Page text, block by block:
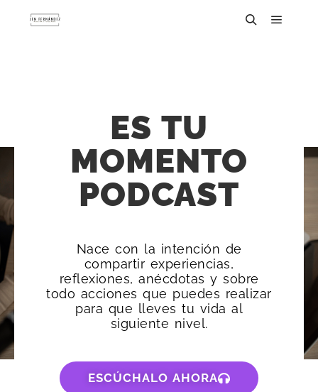
ES TU
MOMENTO
PODCAST
Nace con la intención de
compartir experiencias,
reflexiones, anécdotas y sobre
todo acciones que puedes realizar
para que lleves tu vida al
siguiente nivel.
ESCÚCHALO AHORA